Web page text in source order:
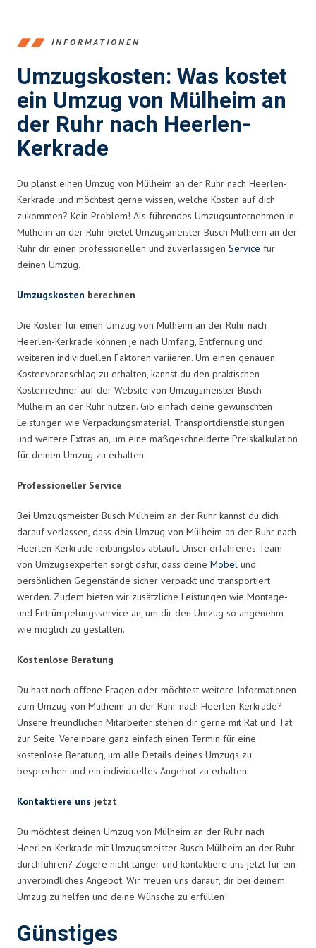
INFORMATIONEN
Umzugskosten: Was kostet
ein Umzug von Mülheim an
der Ruhr nach Heerlen-
Kerkrade
Du planst einen Umzug von Mülheim an der Ruhr nach Heerlen-
Kerkrade und möchtest gerne wissen, welche Kosten auf dich
zukommen? Kein Problem! Als führendes Umzugsunternehmen in
Mülheim an der Ruhr bietet Umzugsmeister Busch Mülheim an der
Ruhr dir einen professionellen und zuverlässigen Service für
deinen Umzug.
Umzugskosten berechnen
Die Kosten für einen Umzug von Mülheim an der Ruhr nach
Heerlen-Kerkrade können je nach Umfang, Entfernung und
weiteren individuellen Faktoren variieren. Um einen genauen
Kostenvoranschlag zu erhalten, kannst du den praktischen
Kostenrechner auf der Website von Umzugsmeister Busch
Mülheim an der Ruhr nutzen. Gib einfach deine gewünschten
Leistungen wie Verpackungsmaterial, Transportdienstleistungen
und weitere Extras an, um eine maßgeschneiderte Preiskalkulation
für deinen Umzug zu erhalten.
Professioneller Service
Bei Umzugsmeister Busch Mülheim an der Ruhr kannst du dich
darauf verlassen, dass dein Umzug von Mülheim an der Ruhr nach
Heerlen-Kerkrade reibungslos abläuft. Unser erfahrenes Team
von Umzugsexperten sorgt dafür, dass deine Möbel und
persönlichen Gegenstände sicher verpackt und transportiert
werden. Zudem bieten wir zusätzliche Leistungen wie Montage-
und Entrümpelungsservice an, um dir den Umzug so angenehm
wie möglich zu gestalten.
Kostenlose Beratung
Du hast noch offene Fragen oder möchtest weitere Informationen
zum Umzug von Mülheim an der Ruhr nach Heerlen-Kerkrade?
Unsere freundlichen Mitarbeiter stehen dir gerne mit Rat und Tat
zur Seite. Vereinbare ganz einfach einen Termin für eine
kostenlose Beratung, um alle Details deines Umzugs zu
besprechen und ein individuelles Angebot zu erhalten.
Kontaktiere uns jetzt
Du möchtest deinen Umzug von Mülheim an der Ruhr nach
Heerlen-Kerkrade mit Umzugsmeister Busch Mülheim an der Ruhr
durchführen? Zögere nicht länger und kontaktiere uns jetzt für ein
unverbindliches Angebot. Wir freuen uns darauf, dir bei deinem
Umzug zu helfen und deine Wünsche zu erfüllen!
Günstiges